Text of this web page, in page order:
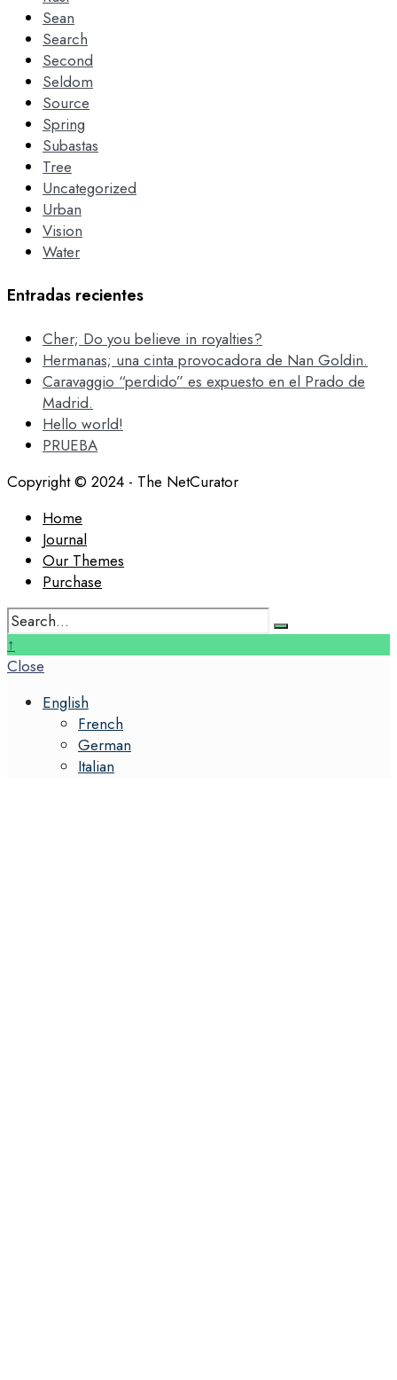
Sean
Search
Second
Seldom
Source
Spring
Subastas
Tree
Uncategorized
Urban
Vision
Water
Entradas recientes
Cher; Do you believe in royalties?
Hermanas; una cinta provocadora de Nan Goldin.
Caravaggio “perdido” es expuesto en el Prado de
Madrid.
Hello world!
PRUEBA
Copyright © 2024 - The NetCurator
Home
Journal
Our Themes
Purchase
Search
for:
Close
Search
↑
Close
English
French
German
Italian